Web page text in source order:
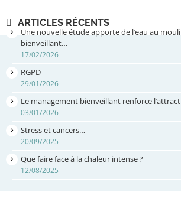
ARTICLES RÉCENTS
Une nouvelle étude apporte de l’eau au
bienveillant…
17/02/2026
RGPD
29/01/2026
Le management bienveillant renforce
03/01/2026
Stress et cancers…
20/09/2025
Que faire face à la chaleur intense ?
12/08/2025